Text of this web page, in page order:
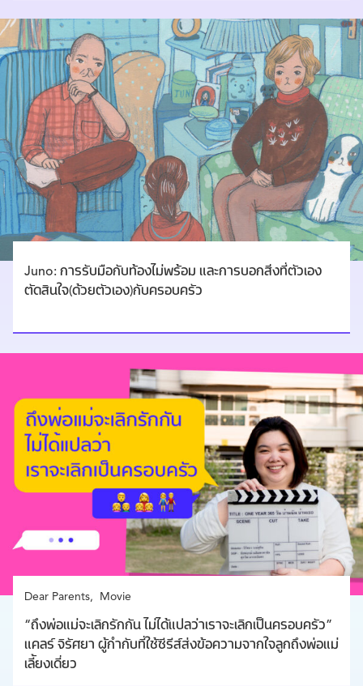
Juno: การรับมือกับท้องไม่พร้อม และการบอกสิ่งที่ตัวเอง
ตัดสินใจ(ด้วยตัวเอง)กับครอบครัว
Dear Parents Movie
“ถึงพ่อแม่จะเลิกรักกัน ไม่ได้แปลว่าเราจะเลิกเป็นครอบครัว”
แคลร์ จิรัศยา ผู้กำกับที่ใช้ซีรีส์ส่งข้อความจากใจลูกถึงพ่อแม่
เลี้ยงเดี่ยว